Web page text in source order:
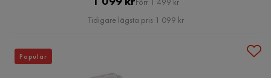
Pris
Förr 1 499 kr
Tidigare lägsta pris 1 099 kr
Populär